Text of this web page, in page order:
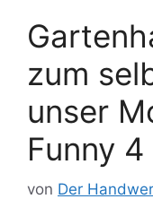
zum
unser
Funny 4
von Der